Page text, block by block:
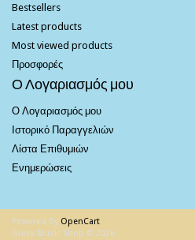
Bestsellers
Latest products
Most viewed products
Προσφορές
Ο Λογαριασμός μου
Ο Λογαριασμός μου
Ιστορικό Παραγγελιών
Λίστα Επιθυμιών
Ενημερώσεις
Powered By OpenCart
Greek Music Shop © 2026